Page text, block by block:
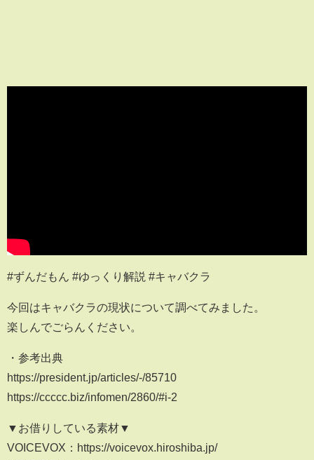
#ずんだもん #ゆっくり解説 #キャバクラ
今回はキャバクラの現状について調べてみました。
楽しんでごらんください。
・参考出典
https://president.jp/articles/-/85710
https://ccccc.biz/infomen/2860/#i-2
▼お借りしている素材▼
VOICEVOX：https://voicevox.hiroshiba.jp/